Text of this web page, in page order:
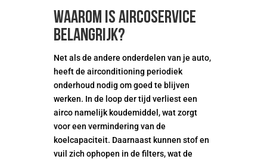
Waarom is aircoservice
belangrijk?
Net als de andere onderdelen van je auto,
heeft de airconditioning periodiek
onderhoud nodig om goed te blijven
werken. In de loop der tijd verliest een
airco namelijk koudemiddel, wat zorgt
voor een vermindering van de
koelcapaciteit. Daarnaast kunnen stof en
vuil zich ophopen in de filters, wat de